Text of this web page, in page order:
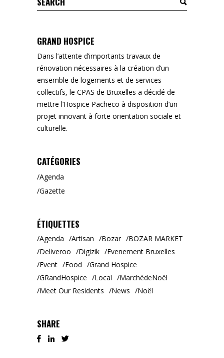
for:
GRAND HOSPICE
Dans l’attente d’importants travaux de
rénovation nécessaires à la création d’un
ensemble de logements et de services
collectifs, le CPAS de Bruxelles a décidé de
mettre l’Hospice Pacheco à disposition d’un
projet innovant à forte orientation sociale et
culturelle.
CATÉGORIES
Agenda
Gazette
ÉTIQUETTES
Agenda Artisan Bozar
BOZAR MARKET
Deliveroo
Digizik
Evenement Bruxelles
Event
Food
Grand Hospice
GRandHospice
Local
MarchédeNoël
Meet Our Residents
News Noël
SHARE